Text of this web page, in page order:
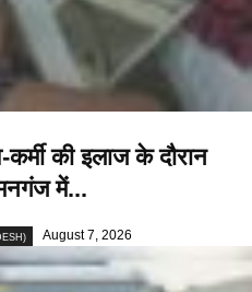
की इलाज के दौरान
में...
August 7, 2026